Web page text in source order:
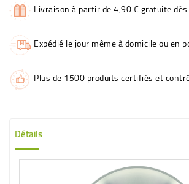
Livraison à partir de 4,90 € gratuite
Expédié le jour même à domicile ou en
Plus de 1500 produits certifiés et
Détails